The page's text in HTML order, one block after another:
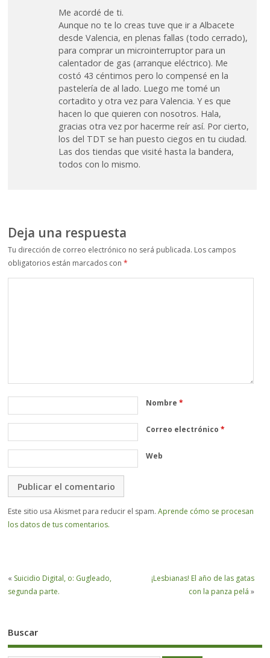
Me acordé de ti.
Aunque no te lo creas tuve que ir a Albacete
desde Valencia, en plenas fallas (todo cerrado),
para comprar un microinterruptor para un
calentador de gas (arranque eléctrico). Me
costó 43 céntimos pero lo compensé en la
pastelería de al lado. Luego me tomé un
cortadito y otra vez para Valencia. Y es que
hacen lo que quieren con nosotros. Hala,
gracias otra vez por hacerme reír así. Por cierto,
los del TDT se han puesto ciegos en tu ciudad.
Las dos tiendas que visité hasta la bandera,
todos con lo mismo.
Deja una respuesta
Tu dirección de correo electrónico no será publicada. Los campos
obligatorios están marcados con*
Nombre*
Correo electrónico*
Web
Este sitio usa Akismet para reducir el spam.Aprende cómo se procesan
los datos de tus comentarios.
« Suicidio Digital, o: Gugleado,
segunda parte.
¡Lesbianas! El año de las gatas
con la panza pelá »
Buscar